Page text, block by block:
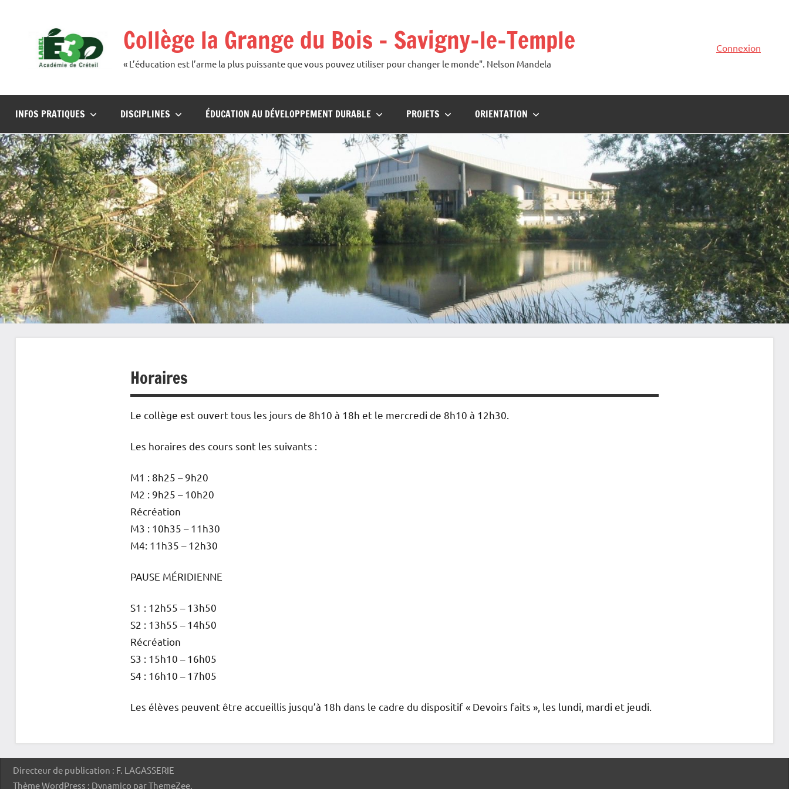
Collège la Grange du Bois – Savigny-le-Temple
« L’éducation est l’arme la plus puissante que vous pouvez utiliser pour changer le monde". Nelson Mandela
Connexion
INFOS PRATIQUES DISCIPLINES ÉDUCATION AU DÉVELOPPEMENT DURABLE PROJETS ORIENTATION
Horaires
Le collège est ouvert tous les jours de 8h10 à 18h et le mercredi de 8h10 à 12h30.
Les horaires des cours sont les suivants :
M1 : 8h25 – 9h20
M2 : 9h25 – 10h20
Récréation
M3 : 10h35 – 11h30
M4: 11h35 – 12h30
PAUSE MÉRIDIENNE
S1 : 12h55 – 13h50
S2 : 13h55 – 14h50
Récréation
S3 : 15h10 – 16h05
S4 : 16h10 – 17h05
Les élèves peuvent être accueillis jusqu’à 18h dans le cadre du dispositif « Devoirs faits », les lundi, mardi et jeudi.
Directeur de publication : F. LAGASSERIE
Thème WordPress : Dynamico par ThemeZee.